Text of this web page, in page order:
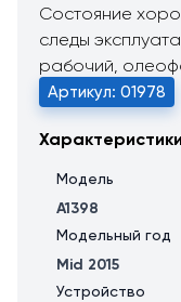
Состояние
следы
рабочий,
Артикул: 01978
Характеристики
Модель
A1398
Модельный год
Mid 2015
Устройство